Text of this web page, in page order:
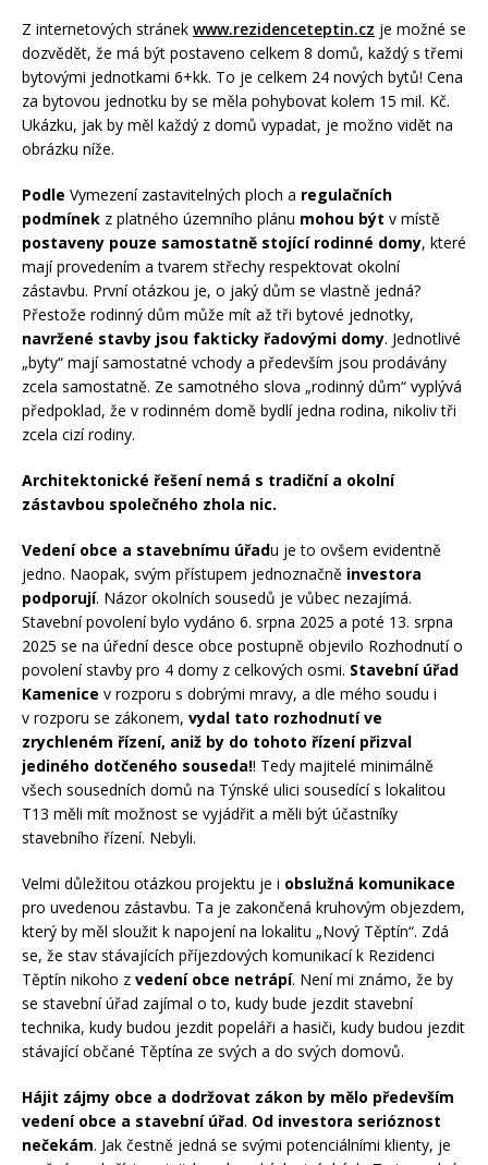
Z internetových stránek www.rezidenceteptin.cz je možné se
dozvědět, že má být postaveno celkem 8 domů, každý s třemi
bytovými jednotkami 6+kk. To je celkem 24 nových bytů! Cena
za bytovou jednotku by se měla pohybovat kolem 15 mil. Kč.
Ukázku, jak by měl každý z domů vypadat, je možno vidět na
obrázku níže.
Podle Vymezení zastavitelných ploch a regulačních
podmínek z platného územního plánu mohou být v místě
postaveny pouze samostatně stojící rodinné domy, které
mají provedením a tvarem střechy respektovat okolní
zástavbu. První otázkou je, o jaký dům se vlastně jedná?
Přestože rodinný dům může mít až tři bytové jednotky,
navržené stavby jsou fakticky řadovými domy. Jednotlivé
„byty“ mají samostatné vchody a především jsou prodávány
zcela samostatně. Ze samotného slova „rodinný dům“ vyplývá
předpoklad, že v rodinném domě bydlí jedna rodina, nikoliv tři
zcela cizí rodiny.
Architektonické řešení nemá s tradiční a okolní
zástavbou společného zhola nic.
Vedení obce a stavebnímu úřadu je to ovšem evidentně
jedno. Naopak, svým přístupem jednoznačně investora
podporují. Názor okolních sousedů je vůbec nezajímá.
Stavební povolení bylo vydáno 6. srpna 2025 a poté 13. srpna
2025 se na úřední desce obce postupně objevilo Rozhodnutí o
povolení stavby pro 4 domy z celkových osmi. Stavební úřad
Kamenice v rozporu s dobrými mravy, a dle mého soudu i
v rozporu se zákonem, vydal tato rozhodnutí ve
zrychleném řízení, aniž by do tohoto řízení přizval
jediného dotčeného souseda!! Tedy majitelé minimálně
všech sousedních domů na Týnské ulici sousedící s lokalitou
T13 měli mít možnost se vyjádřit a měli být účastníky
stavebního řízení. Nebyli.
Velmi důležitou otázkou projektu je i obslužná komunikace
pro uvedenou zástavbu. Ta je zakončená kruhovým objezdem,
který by měl sloužit k napojení na lokalitu „Nový Těptín“. Zdá
se, že stav stávajících příjezdových komunikací k Rezidenci
Těptín nikoho z vedení obce netrápí. Není mi známo, že by
se stavební úřad zajímal o to, kudy bude jezdit stavební
technika, kudy budou jezdit popeláři a hasiči, kudy budou jezdit
stávající občané Těptína ze svých a do svých domovů.
Hájit zájmy obce a dodržovat zákon by mělo především
vedení obce a stavební úřad. Od investora serióznost
nečekám. Jak čestně jedná se svými potenciálními klienty, je